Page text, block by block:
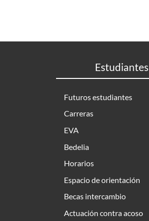
Estudiantes
Futuros estudiantes
Carreras
EVA
Bedelia
Horarios
Espacio de orientación
Becas intercambio
Actuación contra acoso